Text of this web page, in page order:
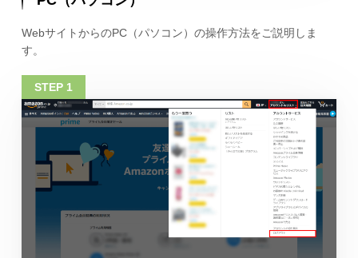
WebサイトからのPC（パソコン）の操作方法をご説明しま
す。